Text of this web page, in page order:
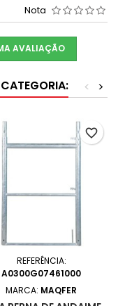
Nota
AVALIAÇÃO
>
<
REFERÊNCIA:
A0300G07461000
MARCA: MAQFER
favorite_border